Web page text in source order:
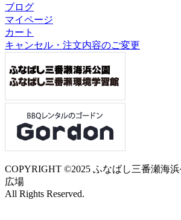
ブログ
マイページ
カート
キャンセル・注文内容のご変更
COPYRIGHT ©2025 ふなばし三番瀬海
広場
All Rights Reserved.